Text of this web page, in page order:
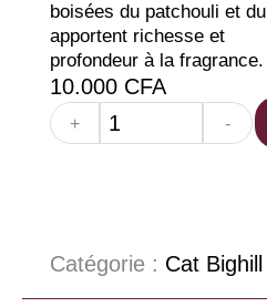
boisées du patchouli et
apportent richesse et
profondeur à la fragrance.
10.000 CFA
+ -
Catégorie : Cat